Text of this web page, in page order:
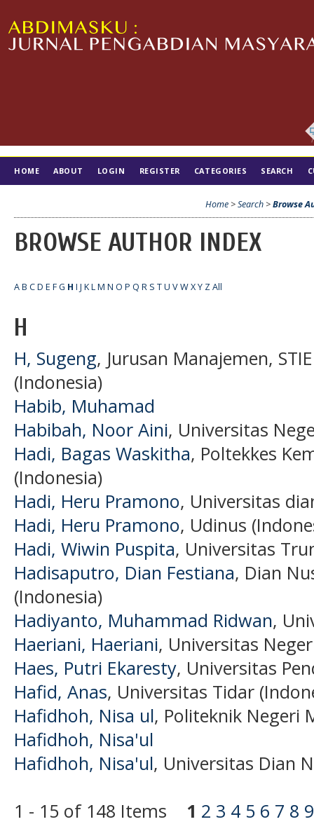
HOME ABOUT LOGIN REGISTER CATEGORIES SEARCH
Home >Search >Browse
BROWSE AUTHOR INDEX
AB CD E FG H I J KLM N O P Q R S TU VWXY ZAll
H
H, Sugeng, Jurusan Manajemen,
(Indonesia)
Habib, Muhamad
Habibah, Noor Aini, Universitas
Hadi, Bagas Waskitha, Poltekkes
(Indonesia)
Hadi, Heru Pramono, Universitas
Hadi, Heru Pramono, Udinus
Hadi, Wiwin Puspita, Universitas
Hadisaputro, Dian Festiana, Dian
(Indonesia)
Hadiyanto, Muhammad Ridwan,
Haeriani, Haeriani, Universitas
Haes, Putri Ekaresty, Universitas
Hafid, Anas, Universitas Tidar
Hafidhoh, Nisa ul, Politeknik Negeri
Hafidhoh, Nisa'ul
Hafidhoh, Nisa'ul, Universitas Dian
1 - 15 of 148 Items 1 2 3 4 5 6 7 8 9